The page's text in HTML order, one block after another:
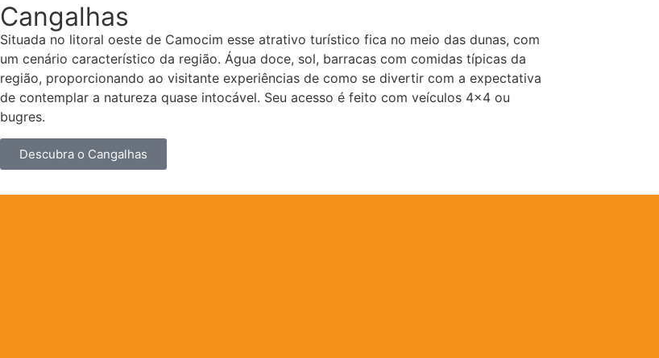
Cangalhas
Situada no litoral oeste de Camocim esse atrativo turístico fica no meio das dunas, com
um cenário característico da região. Água doce, sol, barracas com comidas típicas da
região, proporcionando ao visitante experiências de como se divertir com a expectativa
de contemplar a natureza quase intocável. Seu acesso é feito com veículos 4×4 ou
bugres.
Descubra o Cangalhas